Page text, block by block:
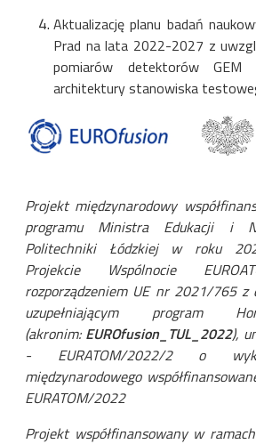
Aktualizację planu badań
Prad na lata 2022-2027 z
pomiarów detektorów GEM
architektury stanowiska
Projekt międzynarodowy
programu Ministra Edukacji i
Politechniki Łódzkiej w roku
Projekcie Wspólnocie
rozporządzeniem UE nr 2021/765
uzupełniającym program
(akronim: EUROfusion_TUL_2022),
- EURATOM/2022/2 o
międzynarodowego
EURATOM/2022
Projekt współfinansowany w